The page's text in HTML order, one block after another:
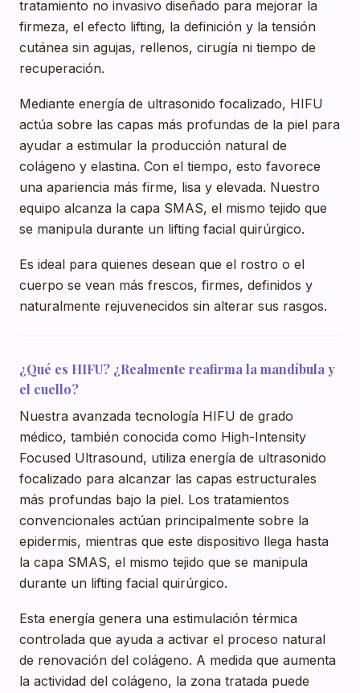
tratamiento no invasivo diseñado para mejorar la
firmeza, el efecto lifting, la definición y la tensión
cutánea sin agujas, rellenos, cirugía ni tiempo de
recuperación.
Mediante energía de ultrasonido focalizado, HIFU
actúa sobre las capas más profundas de la piel para
ayudar a estimular la producción natural de
colágeno y elastina. Con el tiempo, esto favorece
una apariencia más firme, lisa y elevada. Nuestro
equipo alcanza la capa SMAS, el mismo tejido que
se manipula durante un lifting facial quirúrgico.
Es ideal para quienes desean que el rostro o el
cuerpo se vean más frescos, firmes, definidos y
naturalmente rejuvenecidos sin alterar sus rasgos.
¿Qué es HIFU? ¿Realmente reafirma la mandíbula y
el cuello?
Nuestra avanzada tecnología HIFU de grado
médico, también conocida como High-Intensity
Focused Ultrasound, utiliza energía de ultrasonido
focalizado para alcanzar las capas estructurales
más profundas bajo la piel. Los tratamientos
convencionales actúan principalmente sobre la
epidermis, mientras que este dispositivo llega hasta
la capa SMAS, el mismo tejido que se manipula
durante un lifting facial quirúrgico.
Esta energía genera una estimulación térmica
controlada que ayuda a activar el proceso natural
de renovación del colágeno. A medida que aumenta
la actividad del colágeno, la zona tratada puede